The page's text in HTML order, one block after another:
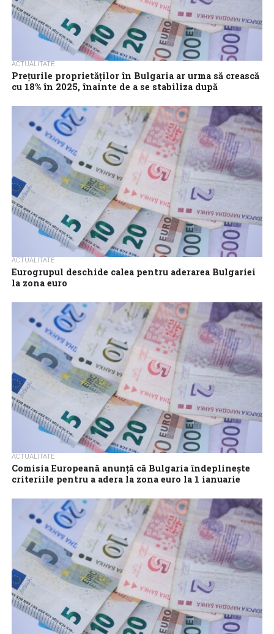
ACTUALITATE
Prețurile proprietăților în Bulgaria ar urma să crească
cu 18% în 2025, înainte de a se stabiliza după
Piața imobiliară din Bulgaria este pregătită pentru o creștere
semnificativă a prețurilor în 2025, urmată de un avans mult mai
moderat după...
ACTUALITATE
Eurogrupul deschide calea pentru aderarea Bulgariei
la zona euro
ca Bulgaria să devină al 21-lea stat membru al zonei euro, de...
ACTUALITATE
Comisia Europeană anunță că Bulgaria îndeplinește
criteriile pentru a adera la zona euro la 1 ianuarie
Comisia Europeană a anunțat miercuri că a ajuns la concluzia că
Bulgaria este pregătită să adopte moneda euro începând cu 1
ianuarie...